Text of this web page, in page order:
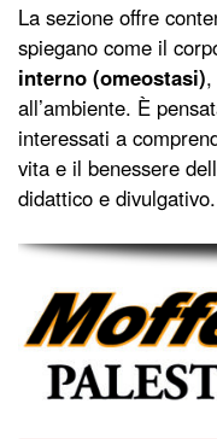
La sezione offre
spiegano come il
interno (omeostasi)
all’ambiente. È
interessati a
vita e il benessere
didattico e divulgativo.